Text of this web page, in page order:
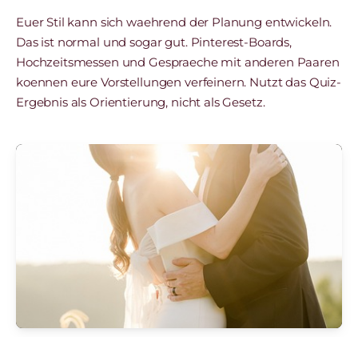
Euer Stil kann sich waehrend der Planung entwickeln.
Das ist normal und sogar gut. Pinterest-Boards,
Hochzeitsmessen und Gespraeche mit anderen Paaren
koennen eure Vorstellungen verfeinern. Nutzt das Quiz-
Ergebnis als Orientierung, nicht als Gesetz.